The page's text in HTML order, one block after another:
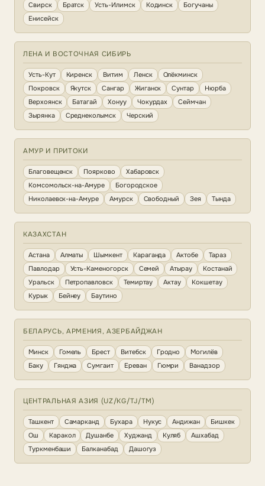
Свирск
Братск Усть-Илимск Кодинск
Богучаны
Енисейск
ЛЕНА И ВОСТОЧНАЯ СИБИРЬ
Усть-Кут Киренск Витим Ленск
Олёкминск
Покровск
Якутск Сангар Жиганск Сунтар
Нюрба
Верхоянск
Батагай Хонуу Чокурдах
Сеймчан
Зырянка
Среднеколымск Черский
АМУР И ПРИТОКИ
Благовещенск Поярково
Хабаровск
Комсомольск-на-Амуре
Богородское
Николаевск-на-Амуре
Амурск Свободный Зея Тында
КАЗАХСТАН
Астана Алматы Шымкент Караганда Актобе
Тараз
Павлодар
Усть-Каменогорск Семей Атырау
Костанай
Уральск
Петропавловск Темиртау Актау
Кокшетау
Курык
Бейнеу Баутино
БЕЛАРУСЬ, АРМЕНИЯ, АЗЕРБАЙДЖАН
Минск Гомель Брест Витебск Гродно
Могилёв
Баку
Гянджа Сумгаит Ереван Гюмри Ванадзор
ЦЕНТРАЛЬНАЯ АЗИЯ (UZ/KG/TJ/TM)
Ташкент Самарканд Бухара Нукус Андижан
Бишкек
Ош
Каракол Душанбе Худжанд Куляб
Ашхабад
Туркменбаши
Балканабад Дашогуз